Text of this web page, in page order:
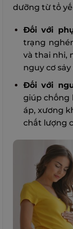
dưỡng từ tổ
Đối với
trạng
và thai nhi,
nguy cơ
Đối với
giúp chống
áp, xương
chất lượng